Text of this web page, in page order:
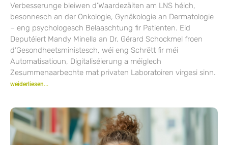
Verbesserunge bleiwen d’Waardezäiten am LNS héich,
besonnesch an der Onkologie, Gynäkologie an Dermatologie
– eng psychologesch Belaaschtung fir Patienten. Eid
Deputéiert Mandy Minella an Dr. Gérard Schockmel froen
d’Gesondheetsministesch, wéi eng Schrëtt fir méi
Automatisatioun, Digitaliséierung a méiglech
Zesummenaarbechte mat privaten Laboratoiren virgesi sinn.
weiderliesen...